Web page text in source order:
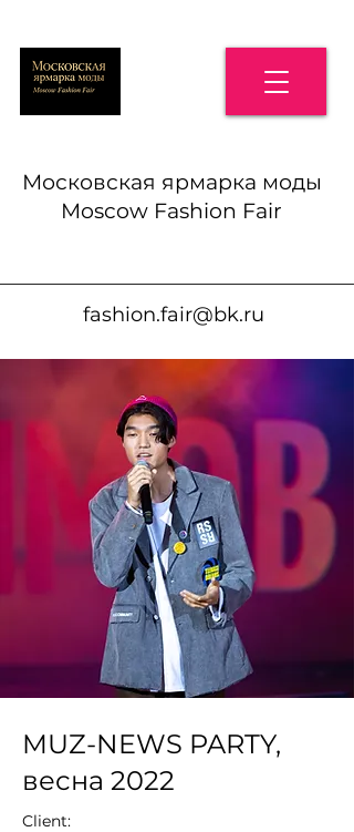
Московская ярмарка моды
Moscow Fashion Fair
fashion.fair@bk.ru
MUZ-NEWS PARTY,
весна 2022
Client: